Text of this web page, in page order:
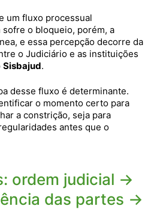
um fluxo processual
o bloqueio, porém, a
e essa percepção decorre da
o Judiciário e as instituições
Sisbajud.
desse fluxo é determinante.
o momento certo para
a constrição, seja para
antes que o
ordem judicial →
das partes →